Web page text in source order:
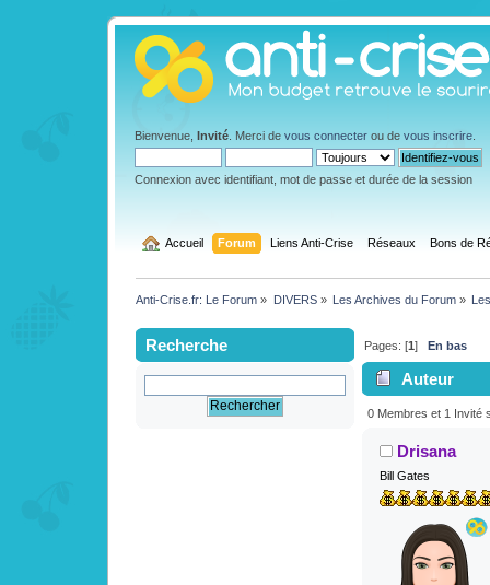
Bienvenue, Invité . Merci de vous connecter ou de vous inscrire
Connexion avec identifiant, mot de passe et durée de la session
Accueil Forum Liens Anti-Crise Réseaux Bons de
Anti-Crise.fr: Le Forum » DIVERS» Les Archives du Forum»
Recherche Pages: [1]En bas
Auteur
831 fois)
0 Membres et 1 Invité
Drisana
Bill Gates